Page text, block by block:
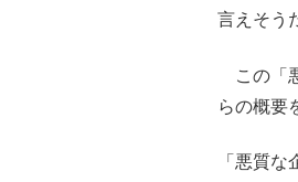
言えそう
この「
らの概要
「悪質